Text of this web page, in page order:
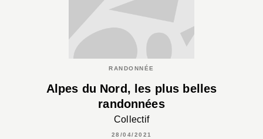
RANDONNÉE
Alpes du Nord, les plus belles
randonnées
Collectif
28/04/2021